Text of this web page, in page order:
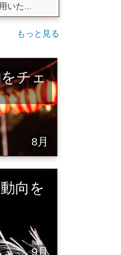
いた...
もっと見る
チェ
8月
向を
9月